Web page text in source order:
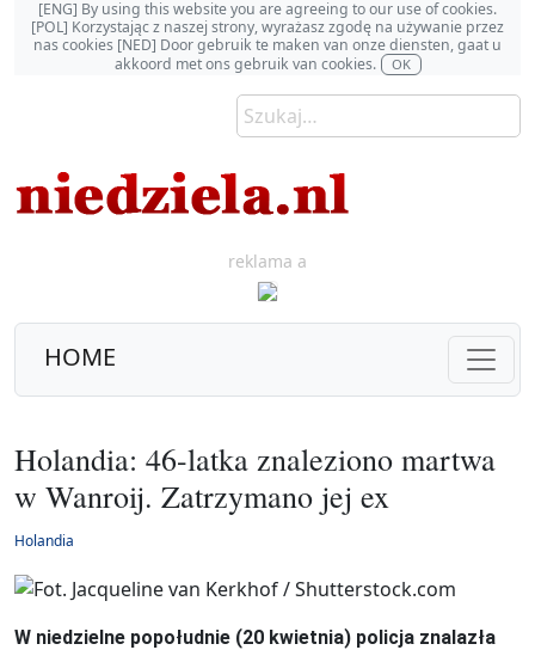
[ENG] By using this website you are agreeing to our use of cookies.
[POL] Korzystając z naszej strony, wyrażasz zgodę na używanie przez
nas cookies [NED] Door gebruik te maken van onze diensten, gaat u
akkoord met ons gebruik van cookies.
OK
reklama a
HOME
Holandia: 46-latka znaleziono martwa
w Wanroij. Zatrzymano jej ex
Holandia
W niedzielne popołudnie (20 kwietnia) policja znalazła